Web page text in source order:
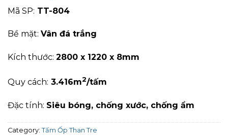
Mã SP: TT-804
Bề mặt: Vân đá trắng
Kích thước: 2800 x 1220 x 8mm
Quy cách: 3.416m2/tấm
Đặc tính: Siêu bóng, chống xước, chống ẩm
Category: Tấm Ốp Than Tre